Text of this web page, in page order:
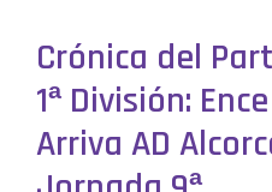
Crónica del
1ª División:
Arriva AD